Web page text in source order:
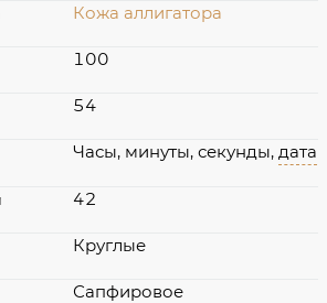
Кожа аллигатора
100
54
Часы, минуты, секунды, дата
42
Круглые
Сапфировое